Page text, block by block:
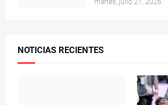
martes, julio 21, 2026
NOTICIAS RECIENTES